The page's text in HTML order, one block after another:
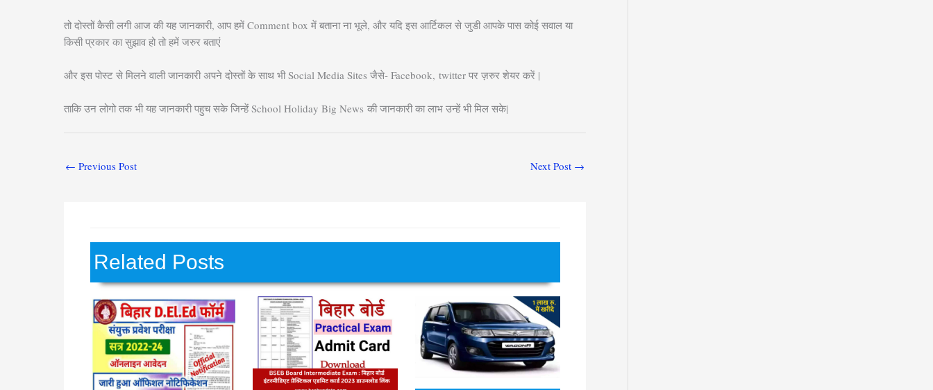
तो दोस्तों कैसी लगी आज की यह जानकारी, आप हमें Comment box में बताना ना भूले, और यदि इस आर्टिकल से जुडी आपके पास कोई सवाल या
किसी प्रकार का सुझाव हो तो हमें जरुर बताएं
और इस पोस्ट से मिलने वाली जानकारी अपने दोस्तों के साथ भी Social Media Sites जैसे- Facebook, twitter पर ज़रुर शेयर करें |
ताकि उन लोगो तक भी यह जानकारी पहुच सके जिन्हें School Holiday Big News की जानकारी का लाभ उन्हें भी मिल सके|
← Previous Post Next Post →
Related Posts